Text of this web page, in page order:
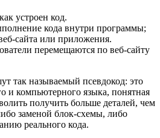
устроен код.
кода внутри программы;
сайта или приложения.
перемещаются по веб-сайту
так называемый псевдокод: это
и компьютерного языка, понятная
получить больше деталей, чем
заменой блок-схемы, либо
реального кода.